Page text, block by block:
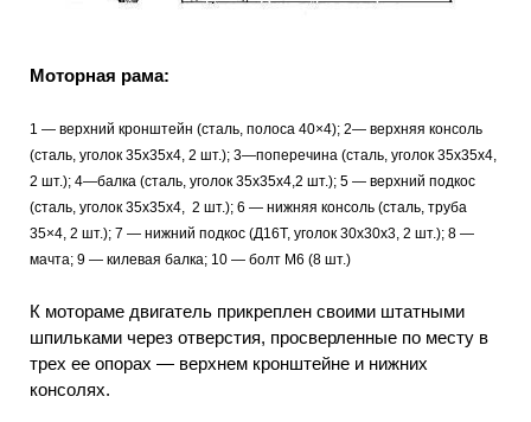
Моторная рама:
1 — верхний кронштейн (сталь, полоса 40×4); 2— верхняя консоль
(сталь, уголок 35x35x4, 2 шт.); 3—поперечина (сталь, уголок 35x35x4,
2 шт.); 4—балка (сталь, уголок 35x35x4,2 шт.); 5 — верхний подкос
(сталь, уголок 35x35x4, 2 шт.); 6 — нижняя консоль (сталь, труба
35×4, 2 шт.); 7 — нижний подкос (Д16Т, уголок 30x30x3, 2 шт.); 8 —
мачта; 9 — килевая балка; 10 — болт М6 (8 шт.)
К мотораме двигатель прикреплен своими штатными
шпильками через отверстия, просверленные по месту в
трех ее опорах — верхнем кронштейне и нижних
консолях.